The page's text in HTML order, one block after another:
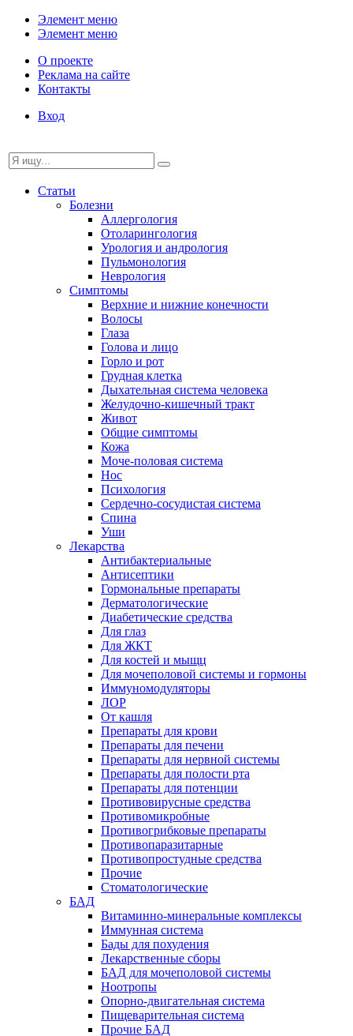
Элемент меню
Элемент меню
О проекте
Реклама на сайте
Контакты
Вход
Статьи
Болезни
Аллергология
Отоларингология
Урология и андрология
Пульмонология
Неврология
Симптомы
Верхние и нижние конечности
Волосы
Глаза
Голова и лицо
Горло и рот
Грудная клетка
Дыхательная система человека
Желудочно-кишечный тракт
Живот
Общие симптомы
Кожа
Моче-половая система
Нос
Психология
Сердечно-сосудистая система
Спина
Уши
Лекарства
Антибактериальные
Антисептики
Гормональные препараты
Дерматологические
Диабетические средства
Для глаз
Для ЖКТ
Для костей и мыщц
Для мочеполовой системы и гормоны
Иммуномодуляторы
ЛОР
От кашля
Препараты для крови
Препараты для печени
Препараты для нервной системы
Препараты для полости рта
Препараты для потенции
Противовирусные средства
Противомикробные
Противогрибковые препараты
Противопаразитарные
Противопростудные средства
Прочие
Стоматологические
БАД
Витаминно-минеральные комплексы
Иммунная система
Бады для похудения
Лекарственные сборы
БАД для мочеполовой системы
Ноотропы
Опорно-двигательная система
Пищеварительная система
Прочие БАД